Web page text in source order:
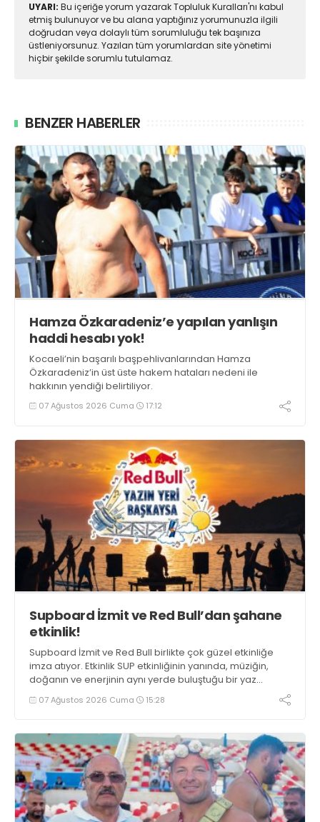
UYARI: Bu içeriğe yorum yazarak Topluluk Kuralları'nı kabul
etmiş bulunuyor ve bu alana yaptığınız yorumunuzla ilgili
doğrudan veya dolaylı tüm sorumluluğu tek başınıza
üstleniyorsunuz. Yazılan tüm yorumlardan site yönetimi
hiçbir şekilde sorumlu tutulamaz.
BENZER HABERLER
Hamza Özkaradeniz’e yapılan yanlışın
haddi hesabı yok!
Kocaeli’nin başarılı başpehlivanlarından Hamza
Özkaradeniz’in üst üste hakem hataları nedeni ile
hakkının yendiği belirtiliyor.
07 Ağustos 2026 Cuma 17:12
Supboard İzmit ve Red Bull’dan şahane
etkinlik!
Supboard İzmit ve Red Bull birlikte çok güzel etkinliğe
imza atıyor. Etkinlik SUP etkinliğinin yanında, müziğin,
doğanın ve enerjinin aynı yerde buluştuğu bir yaz
deneyimini de buluşturuyor.
07 Ağustos 2026 Cuma 15:28